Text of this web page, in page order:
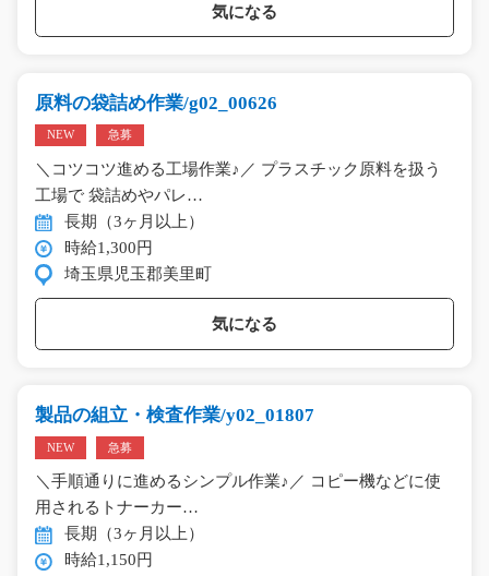
気になる
原料の袋詰め作業/g02_00626
NEW 急募
＼コツコツ進める工場作業♪／ プラスチック原料を扱う
工場で 袋詰めやパレ…
長期（3ヶ月以上）
時給1,300円
埼玉県児玉郡美里町
気になる
製品の組立・検査作業/y02_01807
NEW 急募
＼手順通りに進めるシンプル作業♪／ コピー機などに使
用されるトナーカー…
長期（3ヶ月以上）
時給1,150円